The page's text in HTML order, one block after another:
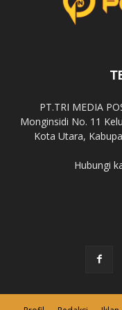
PT.TRI MEDIA
Monginsidi No. 11
Kota Utara,
Hubungi